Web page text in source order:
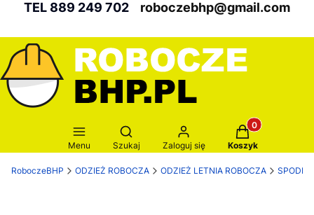
TEL 889 249 702 roboczebhp@gmail.com
Menu
Otwórz wyszukiwarkę
Szukaj Zaloguj się
Produkty w
Koszyk
RoboczeBHP ODZIEŻ ROBOCZA ODZIEŻ LETNIA ROBOCZA